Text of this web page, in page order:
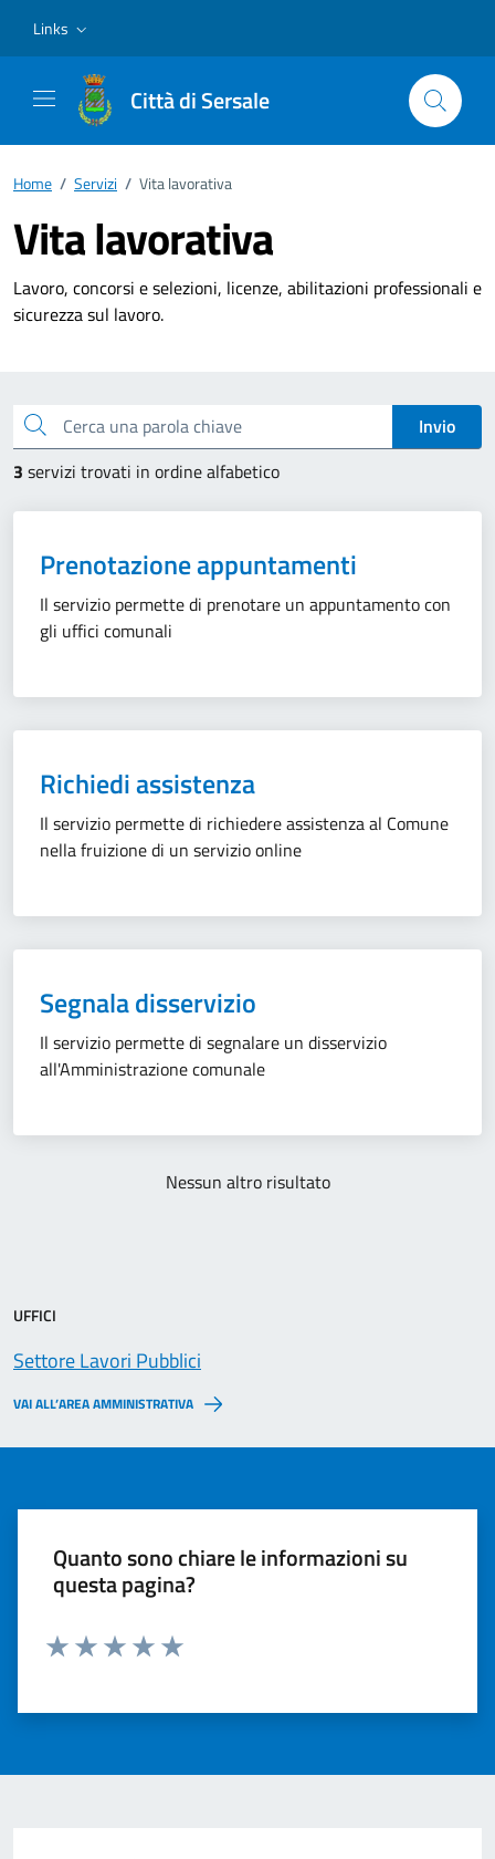
Links
Città di Sersale
Home / Servizi / Vita lavorativa
Vita lavorativa
Lavoro, concorsi e selezioni, licenze, abilitazioni professionali e
sicurezza sul lavoro.
Cerca una parola chiave
Invio
3 servizi trovati in ordine alfabetico
Prenotazione appuntamenti
Il servizio permette di prenotare un appuntamento con
gli uffici comunali
Richiedi assistenza
Il servizio permette di richiedere assistenza al Comune
nella fruizione di un servizio online
Segnala disservizio
Il servizio permette di segnalare un disservizio
all'Amministrazione comunale
Nessun altro risultato
UFFICI
Settore Lavori Pubblici
VAI ALL’AREA AMMINISTRATIVA
Quanto sono chiare le informazioni su
questa pagina?